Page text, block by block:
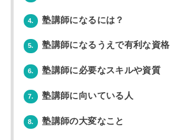
4. 塾講師になるには？
5. 塾講師になるうえで有利な資格
6. 塾講師に必要なスキルや資質
7. 塾講師に向いている人
8. 塾講師の大変なこと